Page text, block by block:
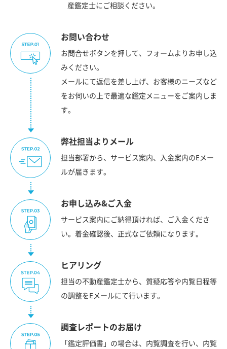
産鑑定士にご相談ください。
お問い合わせ
お問合せボタンを押して、フォームよりお申し込
みください。
メールにて返信を差し上げ、お客様のニーズなど
をお伺いの上で最適な鑑定メニューをご案内しま
す。
弊社担当よりメール
担当部署から、サービス案内、入金案内のEメー
ルが届きます。
お申し込み&ご入金
サービス案内にご納得頂ければ、ご入金くださ
い。着金確認後、正式なご依頼になります。
ヒアリング
担当の不動産鑑定士から、質疑応答や内覧日程等
の調整をEメールにて行います。
調査レポートのお届け
「鑑定評価書」の場合は、内覧調査を行い、内覧